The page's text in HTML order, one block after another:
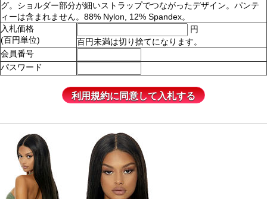
グ。ショルダー部分が細いストラップでつながったデザイン。パンテ
ィーは含まれません。88% Nylon, 12% Spandex。
入札価格
(百円単位)
円
百円未満は切り捨てになります。
会員番号
パスワード